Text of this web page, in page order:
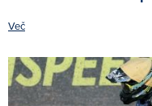
Več